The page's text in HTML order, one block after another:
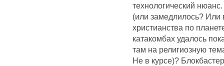
технологический
(или замедлилось? Или
христианства по
катакомбах удалось
там на религиозную
Не в курсе)?